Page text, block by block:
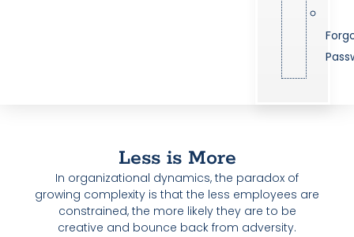
Less is More
In organizational dynamics, the paradox of
growing complexity is that the less employees are
constrained, the more likely they are to be
creative and bounce back from adversity.